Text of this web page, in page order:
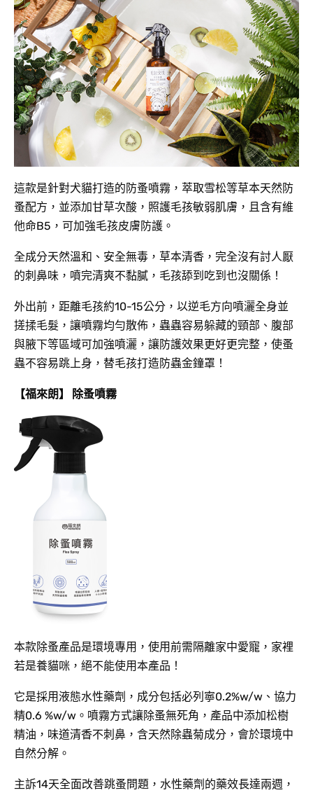
這款是針對犬貓打造的防蚤噴霧，萃取雪松等草本天然防
蚤配方，並添加甘草次酸，照護毛孩敏弱肌膚，且含有維
他命B5，可加強毛孩皮膚防護。
全成分天然溫和、安全無毒，草本清香，完全沒有討人厭
的刺鼻味，噴完清爽不黏膩，毛孩舔到吃到也沒關係！​
外出前，距離毛孩約10-15公分，以逆毛方向噴灑全身並
搓揉毛髮，讓噴霧均勻散佈，蟲蟲容易躲藏的頸部、腹部
與腋下等區域可加強噴灑，讓防護效果更好更完整，使蚤
蟲不容易跳上身，替毛孩打造防蟲金鐘罩！
【福來朗】 除蚤噴霧
本款除蚤產品是環境專用，使用前需隔離家中愛寵，家裡
若是養貓咪，絕不能使用本產品！
它是採用液態水性藥劑，成分包括必列寧0.2%w/w、協力
精0.6 %w/w。噴霧方式讓除蚤無死角，產品中添加松樹
精油，味道清香不刺鼻，含天然除蟲菊成分，會於環境中
自然分解。
主訴14天全面改善跳蚤問題，水性藥劑的藥效長達兩週，